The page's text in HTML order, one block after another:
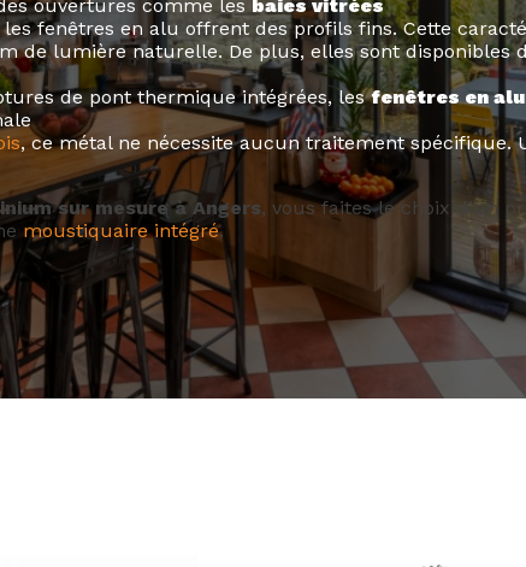
ouvertures comme les baies vitrées
les fenêtres en alu offrent des profils fins. Cette
de lumière naturelle. De plus, elles sont disponibles
de pont thermique intégrées, lesfenêtres en
, ce métal ne nécessite aucun traitement
sur mesure à Angers, vous faites le choix d’un
moustiquaire intégré.